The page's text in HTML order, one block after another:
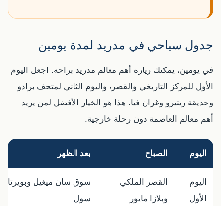
جدول سياحي في مدريد لمدة يومين
في يومين، يمكنك زيارة أهم معالم مدريد براحة. اجعل اليوم
الأول للمركز التاريخي والقصر، واليوم الثاني لمتحف برادو
وحديقة ريتيرو وغران فيا. هذا هو الخيار الأفضل لمن يريد
أهم معالم العاصمة دون رحلة خارجية.
اليوم الصباح بعد الظهر
اليوم
الأول
القصر الملكي
وبلازا مايور
سوق سان ميغيل وبويرتا
سول